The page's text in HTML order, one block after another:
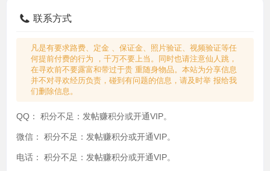
联系方式
凡是有要求路费、定金 、保证金、照片验证、视频验证等任
何提前付费的行为 ，千万不要上当。同时也请注意仙人跳，
在寻欢前不要露富和带过于贵 重随身物品。本站为分享信息
并不对寻欢经历负责，碰到有问题的信息，请及时举 报给我
们删除信息。
QQ： 积分不足：发帖赚积分或开通VIP。
微信： 积分不足：发帖赚积分或开通VIP。
电话： 积分不足：发帖赚积分或开通VIP。